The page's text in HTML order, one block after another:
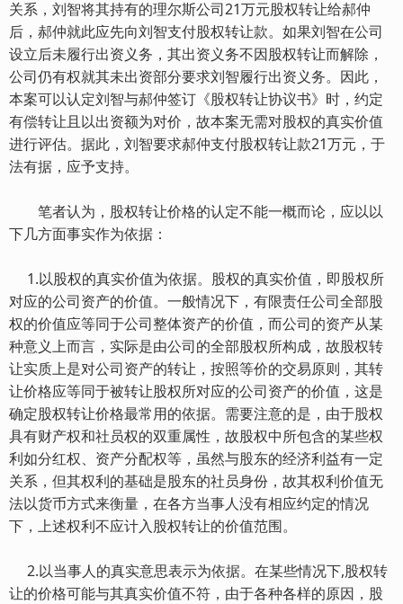
关系，刘智将其持有的理尔斯公司21万元股权转让给郝仲
后，郝仲就此应先向刘智支付股权转让款。如果刘智在公司
设立后未履行出资义务，其出资义务不因股权转让而解除，
公司仍有权就其未出资部分要求刘智履行出资义务。因此，
本案可以认定刘智与郝仲签订《股权转让协议书》时，约定
有偿转让且以出资额为对价，故本案无需对股权的真实价值
进行评估。据此，刘智要求郝仲支付股权转让款21万元，于
法有据，应予支持。
笔者认为，股权转让价格的认定不能一概而论，应以以
下几方面事实作为依据：
1.以股权的真实价值为依据。股权的真实价值，即股权所
对应的公司资产的价值。一般情况下，有限责任公司全部股
权的价值应等同于公司整体资产的价值，而公司的资产从某
种意义上而言，实际是由公司的全部股权所构成，故股权转
让实质上是对公司资产的转让，按照等价的交易原则，其转
让价格应等同于被转让股权所对应的公司资产的价值，这是
确定股权转让价格最常用的依据。需要注意的是，由于股权
具有财产权和社员权的双重属性，故股权中所包含的某些权
利如分红权、资产分配权等，虽然与股东的经济利益有一定
关系，但其权利的基础是股东的社员身份，故其权利价值无
法以货币方式来衡量，在各方当事人没有相应约定的情况
下，上述权利不应计入股权转让的价值范围。
2.以当事人的真实意思表示为依据。在某些情况下,股权转
让的价格可能与其真实价值不符，由于各种各样的原因，股